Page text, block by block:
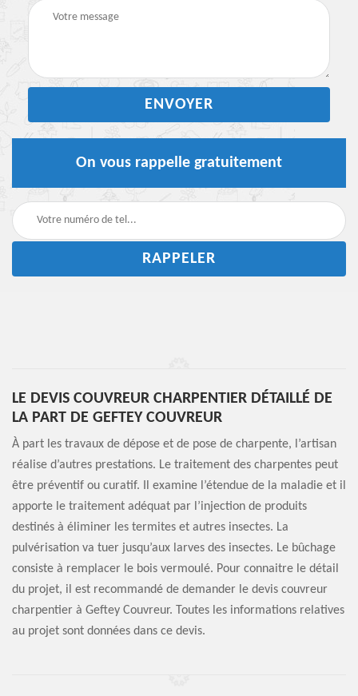
On vous rappelle gratuitement
LE DEVIS COUVREUR CHARPENTIER DÉTAILLÉ DE
LA PART DE GEFTEY COUVREUR
À part les travaux de dépose et de pose de charpente, l’artisan
réalise d’autres prestations. Le traitement des charpentes peut
être préventif ou curatif. Il examine l’étendue de la maladie et il
apporte le traitement adéquat par l’injection de produits
destinés à éliminer les termites et autres insectes. La
pulvérisation va tuer jusqu’aux larves des insectes. Le bûchage
consiste à remplacer le bois vermoulé. Pour connaitre le détail
du projet, il est recommandé de demander le devis couvreur
charpentier à Geftey Couvreur. Toutes les informations relatives
au projet sont données dans ce devis.